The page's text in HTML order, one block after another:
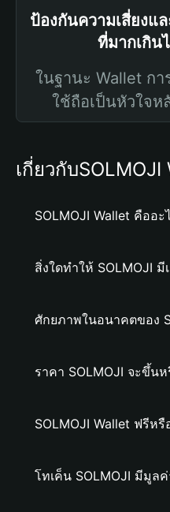
ป้องกันความเสี่ยงแ
ที่มากเกิน
ในฐานะ Wallet ก
ใช้ถือเป็นหัวใจห
เกี่ยวกับSOLMOJI
SOLMOJI Wallet คืออะ
สิ่งใดทำให้ SOLMOJI
ศักยภาพในอนาคตของ
ราคา SOLMOJI จะขึ้น
SOLMOJI Wallet ฟรีหรื
โทเค็น SOLMOJI มีมูลค่